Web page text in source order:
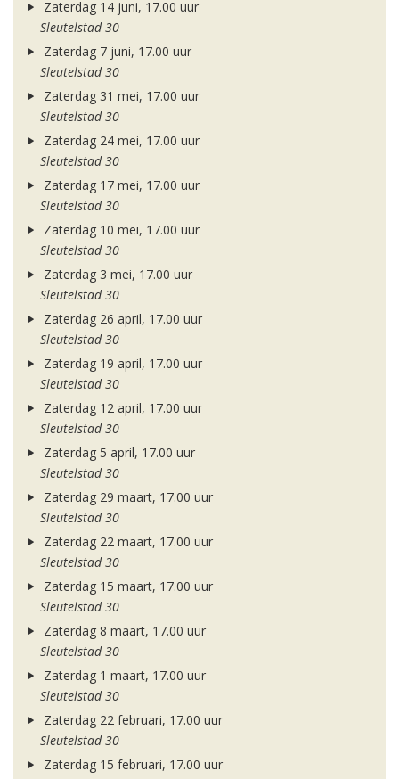
Zaterdag 14 juni, 17.00 uur
Sleutelstad 30
Zaterdag 7 juni, 17.00 uur
Sleutelstad 30
Zaterdag 31 mei, 17.00 uur
Sleutelstad 30
Zaterdag 24 mei, 17.00 uur
Sleutelstad 30
Zaterdag 17 mei, 17.00 uur
Sleutelstad 30
Zaterdag 10 mei, 17.00 uur
Sleutelstad 30
Zaterdag 3 mei, 17.00 uur
Sleutelstad 30
Zaterdag 26 april, 17.00 uur
Sleutelstad 30
Zaterdag 19 april, 17.00 uur
Sleutelstad 30
Zaterdag 12 april, 17.00 uur
Sleutelstad 30
Zaterdag 5 april, 17.00 uur
Sleutelstad 30
Zaterdag 29 maart, 17.00 uur
Sleutelstad 30
Zaterdag 22 maart, 17.00 uur
Sleutelstad 30
Zaterdag 15 maart, 17.00 uur
Sleutelstad 30
Zaterdag 8 maart, 17.00 uur
Sleutelstad 30
Zaterdag 1 maart, 17.00 uur
Sleutelstad 30
Zaterdag 22 februari, 17.00 uur
Sleutelstad 30
Zaterdag 15 februari, 17.00 uur